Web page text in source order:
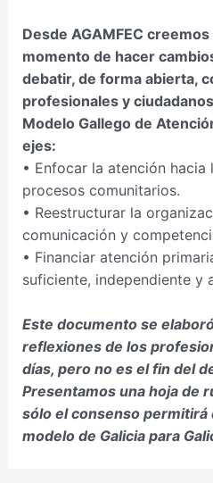
Desde AGAMFEC
momento de hacer
debatir, de forma abierta,
profesionales y
Modelo Gallego de
ejes:
• Enfocar la atención
procesos comunitarios.
• Reestructurar la
comunicación y
• Financiar atención
suficiente, independiente y
Este documento se
reflexiones de los
días, pero no es el fin del
Presentamos una hoja de
sólo el consenso permitirá
modelo de Galicia para